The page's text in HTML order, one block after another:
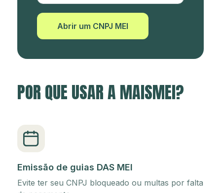
Abrir um CNPJ MEI
POR QUE USAR A MAISMEI?
Emissão de guias DAS MEI
Evite ter seu CNPJ bloqueado ou multas por falta